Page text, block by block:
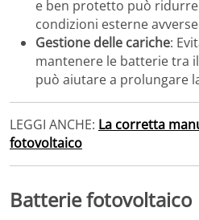
e ben protetto può ridurre
condizioni esterne
Gestione delle cariche:
mantenere le batterie tra il
può aiutare a prolungare
LEGGI ANCHE: La corretta
fotovoltaico
Batterie fotovoltaico